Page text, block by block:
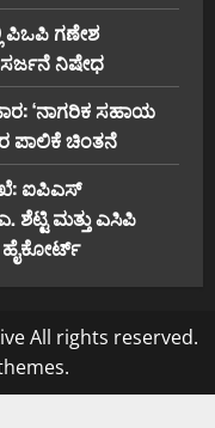
ಪಿಒಪಿ ಗಣೇಶ
ನಿಷೇಧ
‘ನಾಗರಿಕ ಸಹಾಯ
ಪಾಲಿಕೆ ಚಿಂತನೆ
ಐಪಿಎಸ್
ಶೆಟ್ಟಿ ಮತ್ತು ಎಸಿಪಿ
ಹೈಕೋರ್ಟ್
All rights reserved.